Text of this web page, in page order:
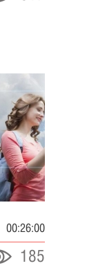
00:26:00
185